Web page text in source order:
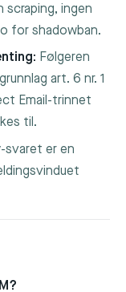
scraping, ingen
for shadowban.
Følgeren
art. 6 nr. 1
Email-trinnet
til.
svaret er en